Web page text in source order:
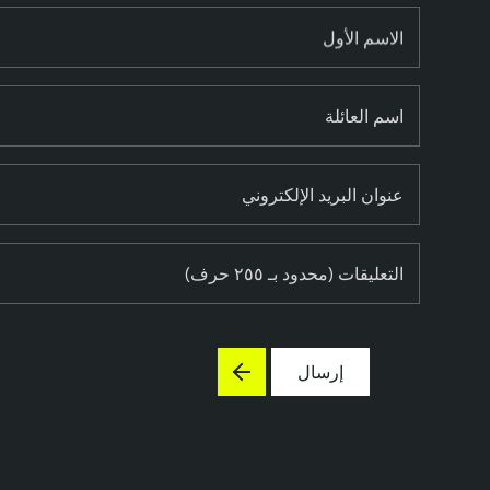
الاسم الأول
اسم العائلة
عنوان البريد الإلكتروني
التعليقات (محدود بـ ٢٥٥ حرف)
إرسال